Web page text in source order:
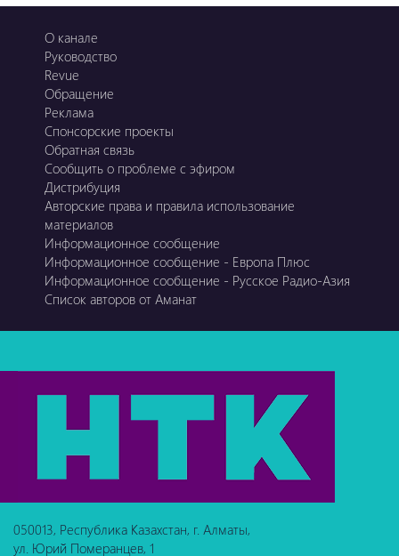
О канале
Руководство
Revue
Обращение
Реклама
Спонсорские проекты
Обратная связь
Сообщить о проблеме с эфиром
Дистрибуция
Авторские права и правила использование
материалов
Информационное сообщение
Информационное сообщение - Европа Плюс
Информационное сообщение - Русское Радио-Азия
Список авторов от Аманат
050013, Республика Казахстан, г. Алматы,
ул. Юрий Померанцев, 1